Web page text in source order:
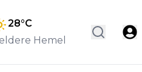
28°C
Hemel